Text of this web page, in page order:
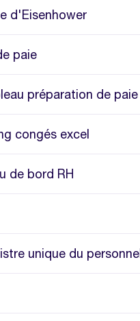
d'Eisenhower
paie
préparation de paie
congés excel
de bord RH
unique du personnel